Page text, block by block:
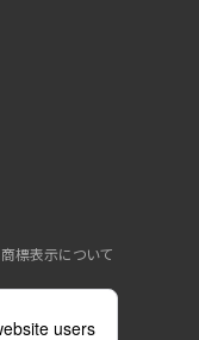
商標表示について